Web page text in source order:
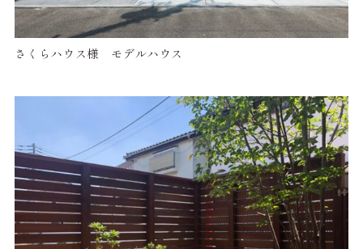
さくらハウス様 モデルハウス